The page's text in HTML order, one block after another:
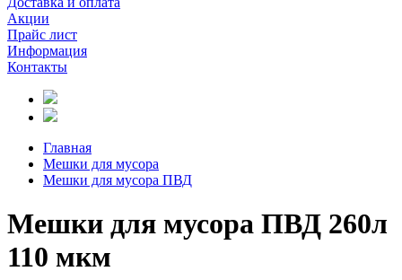
Акции
Прайс лист
Информация
Контакты
Главная
Мешки для мусора
Мешки для мусора ПВД
Мешки для мусора ПВД 260л
110 мкм